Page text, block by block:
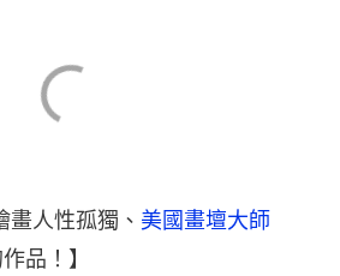
畫人性孤獨、 美國畫壇大師
品！】